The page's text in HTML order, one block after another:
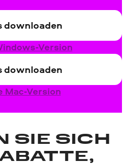
downloaden
Version
downloaden
Mac-Version
SIE SICH